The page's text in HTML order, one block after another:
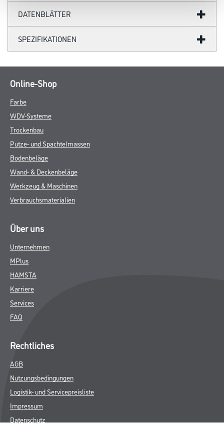
DATENBLÄTTER
SPEZIFIKATIONEN
Online-Shop
Farbe
WDV-Systeme
Trockenbau
Putze- und Spachtelmassen
Bodenbeläge
Wand- & Deckenbeläge
Werkzeug & Maschinen
Verbrauchsmaterialien
Über uns
Unternehmen
MPlus
HAMSTA
Karriere
Services
FAQ
Rechtliches
AGB
Nutzungsbedingungen
Logistik- und Servicepreisliste
Impressum
Datenschutz